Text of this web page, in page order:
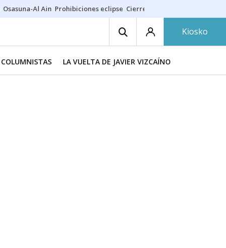
Osasuna-Al Ain Prohibiciones eclipse Cierre cosmética
Kiosko
COLUMNISTAS LA VUELTA DE JAVIER VIZCAÍNO